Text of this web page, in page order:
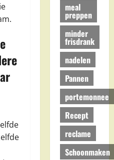
meal
preppen
minder
frisdrank
nadelen
Pannen
portemonnee
Recept
reclame
Schoonmaken